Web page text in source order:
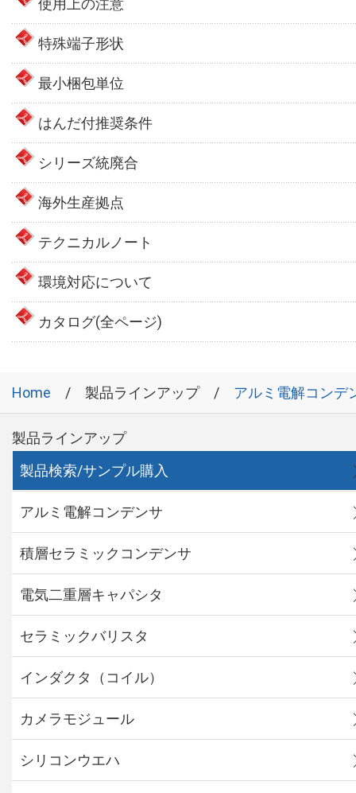
使用上の注意
特殊端子形状
最小梱包単位
はんだ付推奨条件
シリーズ統廃合
海外生産拠点
テクニカルノート
環境対応について
カタログ(全ページ)
Home 製品ラインアップ アルミ電解コンデ
製品ラインアップ
製品検索/サンプル購入
アルミ電解コンデンサ
積層セラミックコンデンサ
電気二重層キャパシタ
セラミックバリスタ
インダクタ（コイル）
カメラモジュール
シリコンウエハ